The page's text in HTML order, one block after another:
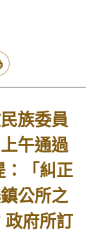
族委員
午通過
：「糾正
公所之
政府所訂